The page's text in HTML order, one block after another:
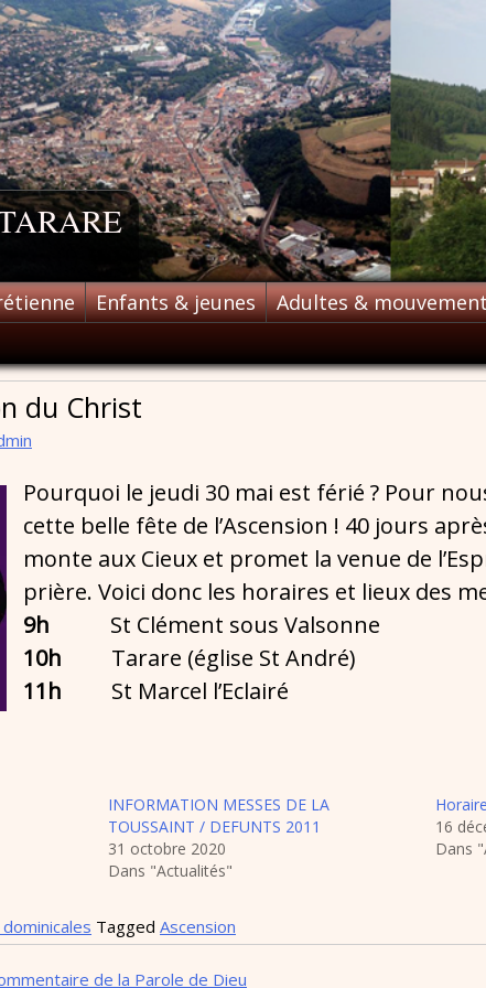
Enfants & jeunes Adultes &
du Christ
Pourquoi le jeudi 30 mai est férié ? Pour
cette belle fête de l’Ascension ! 40 jours
monte aux Cieux et promet la venue de
prière. Voici donc les horaires et lieux des
9h St Clément sous Valsonne
10h Tarare (église St André)
11h St Marcel l’Eclairé
INFORMATION MESSES DE LA
TOUSSAINT / DEFUNTS 2011
31 octobre 2020
Dans "Actualités"
16
Dans
Tagged Ascension
de la Parole de Dieu